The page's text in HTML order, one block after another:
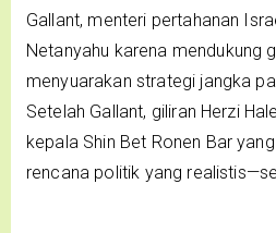
Gallant, menteri pertahanan
Netanyahu karena mendukung
menyuarakan strategi jangka
Setelah Gallant, giliran Herzi
kepala Shin Bet Ronen Bar
rencana politik yang